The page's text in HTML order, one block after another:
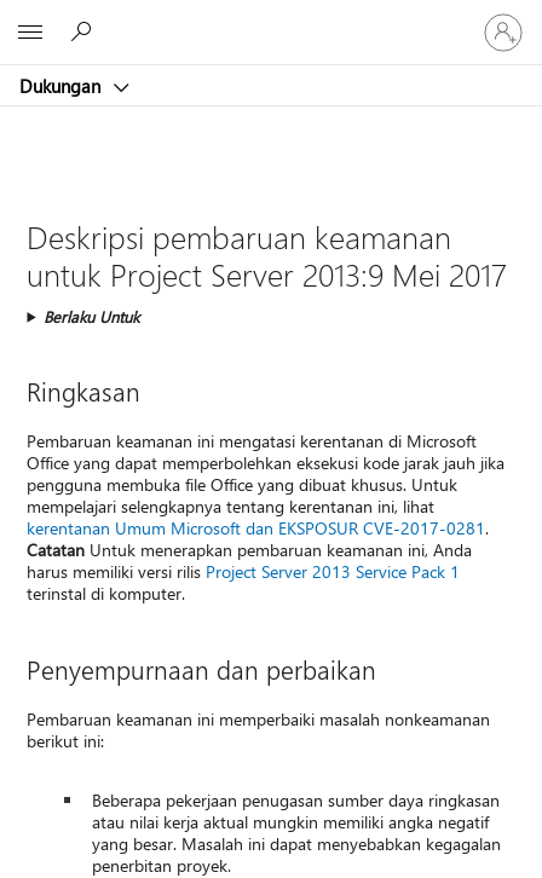
Dukungan
Masuk
ke
akun
Deskripsi pembaruan keamanan
untuk Project Server 2013:9 Mei 2017
Berlaku Untuk
Ringkasan
Pembaruan keamanan ini mengatasi kerentanan di Microsoft
Office yang dapat memperbolehkan eksekusi kode jarak jauh jika
pengguna membuka file Office yang dibuat khusus. Untuk
mempelajari selengkapnya tentang kerentanan ini, lihat
kerentanan Umum Microsoft dan EKSPOSUR CVE-2017-0281 .
Catatan Untuk menerapkan pembaruan keamanan ini, Anda
harus memiliki versi rilis Project Server 2013 Service Pack 1
terinstal di komputer.
Penyempurnaan dan perbaikan
Pembaruan keamanan ini memperbaiki masalah nonkeamanan
berikut ini:
Beberapa pekerjaan penugasan sumber daya ringkasan
atau nilai kerja aktual mungkin memiliki angka negatif
yang besar. Masalah ini dapat menyebabkan kegagalan
penerbitan proyek.